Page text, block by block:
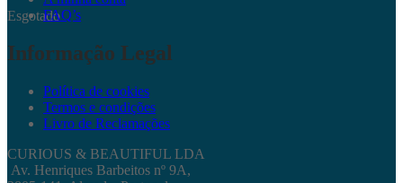
EsgotadoFAQ’s
Informação Legal
Política de cookies
Termos e condições
Livro de Reclamações
CURIOUS & BEAUTIFUL LDA
Av. Henriques Barbeitos nº 9A,